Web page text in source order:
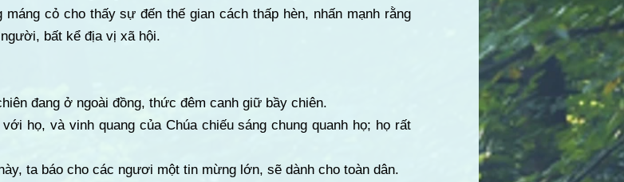
cỏ cho thấy sự đến thế gian cách thấp hèn, nhấn mạnh rằng
bất kể địa vị xã hội.
đang ở ngoài đồng, thức đêm canh giữ bầy chiên.
họ, và vinh quang của Chúa chiếu sáng chung quanh họ; họ rất
ta báo cho các ngươi một tin mừng lớn, sẽ dành cho toàn dân.